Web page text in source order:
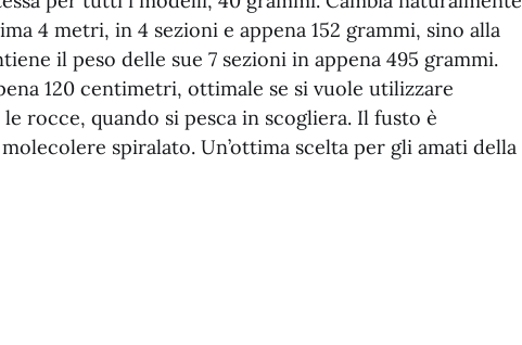
4 metri, in 4 sezioni e appena 152 grammi, sino alla
il peso delle sue 7 sezioni in appena 495 grammi.
120 centimetri, ottimale se si vuole utilizzare
rocce, quando si pesca in scogliera. Il fusto è
spiralato. Un’ottima scelta per gli amati della